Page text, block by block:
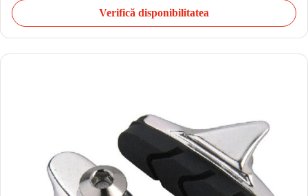
Verifică disponibilitatea